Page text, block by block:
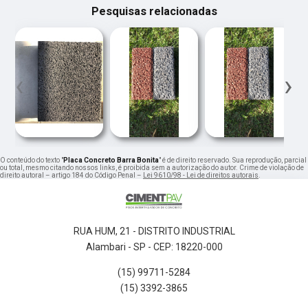
‹ ›
O conteúdo do texto "Placa Concreto Barra Bonita" é de direito reservado. Sua reprodução, parcial
ou total, mesmo citando nossos links, é proibida sem a autorização do autor. Crime de violação de
RUA HUM, 21 - DISTRITO INDUSTRIAL
(15) 99711-5284